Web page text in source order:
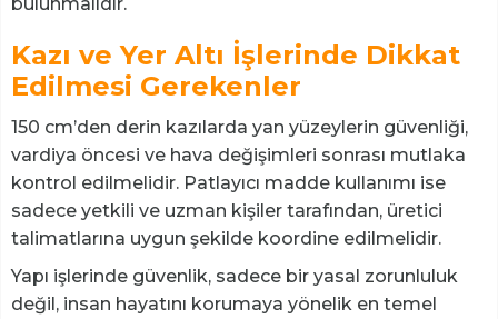
Kazı ve Yer Altı İşlerinde Dikkat
Edilmesi Gerekenler
150 cm’den derin kazılarda yan yüzeylerin güvenliği,
vardiya öncesi ve hava değişimleri sonrası mutlaka
kontrol edilmelidir. Patlayıcı madde kullanımı ise
sadece yetkili ve uzman kişiler tarafından, üretici
talimatlarına uygun şekilde koordine edilmelidir.
Yapı işlerinde güvenlik, sadece bir yasal zorunluluk
değil, insan hayatını korumaya yönelik en temel